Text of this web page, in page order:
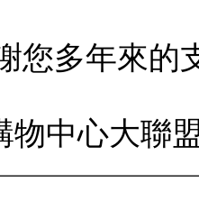
您多年來的
物中心大